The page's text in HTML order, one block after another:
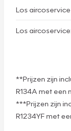
Los aircoservice
Los
**Prijzen zijn
R134A met een
***Prijzen zijn
R1234YF met